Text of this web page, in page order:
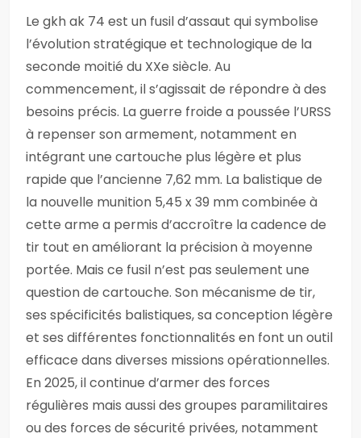
Le gkh ak 74 est un fusil d’assaut qui symbolise
l’évolution stratégique et technologique de la
seconde moitié du XXe siècle. Au
commencement, il s’agissait de répondre à des
besoins précis. La guerre froide a poussée l’URSS
à repenser son armement, notamment en
intégrant une cartouche plus légère et plus
rapide que l’ancienne 7,62 mm. La balistique de
la nouvelle munition 5,45 x 39 mm combinée à
cette arme a permis d’accroître la cadence de
tir tout en améliorant la précision à moyenne
portée. Mais ce fusil n’est pas seulement une
question de cartouche. Son mécanisme de tir,
ses spécificités balistiques, sa conception légère
et ses différentes fonctionnalités en font un outil
efficace dans diverses missions opérationnelles.
En 2025, il continue d’armer des forces
régulières mais aussi des groupes paramilitaires
ou des forces de sécurité privées, notamment